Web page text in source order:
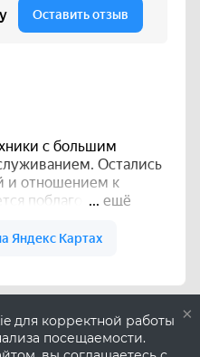
×
для корректной работы
посещаемости.